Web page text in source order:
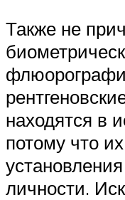
Также не
находятся в
потому что
личности.